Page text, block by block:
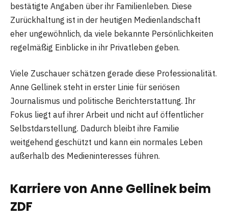
bestätigte Angaben über ihr Familienleben. Diese
Zurückhaltung ist in der heutigen Medienlandschaft
eher ungewöhnlich, da viele bekannte Persönlichkeiten
regelmäßig Einblicke in ihr Privatleben geben.
Viele Zuschauer schätzen gerade diese Professionalität.
Anne Gellinek steht in erster Linie für seriösen
Journalismus und politische Berichterstattung. Ihr
Fokus liegt auf ihrer Arbeit und nicht auf öffentlicher
Selbstdarstellung. Dadurch bleibt ihre Familie
weitgehend geschützt und kann ein normales Leben
außerhalb des Medieninteresses führen.
Karriere von Anne Gellinek beim
ZDF